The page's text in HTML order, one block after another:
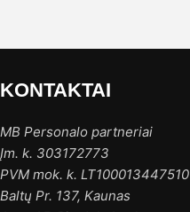
KONTAKTAI
MB Personalo partneriai
Įm. k. 303172773
PVM mok. k. LT100013447510
Baltų Pr. 137, Kaunas